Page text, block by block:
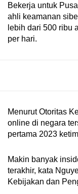
Bekerja untuk
ahli keamanan
lebih dari 500 ribu
per hari.
Menurut Otoritas
online di negara
pertama 2023
Makin banyak
terakhir, kata
Kebijakan dan
or,
for
the
app.
Upgraded
still
having